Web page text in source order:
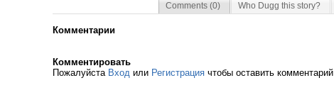
Comments (0) Who Dugg this story?
Комментарии
Комментировать
Пожалуйста Вход или Регистрация чтобы оставить комментарий